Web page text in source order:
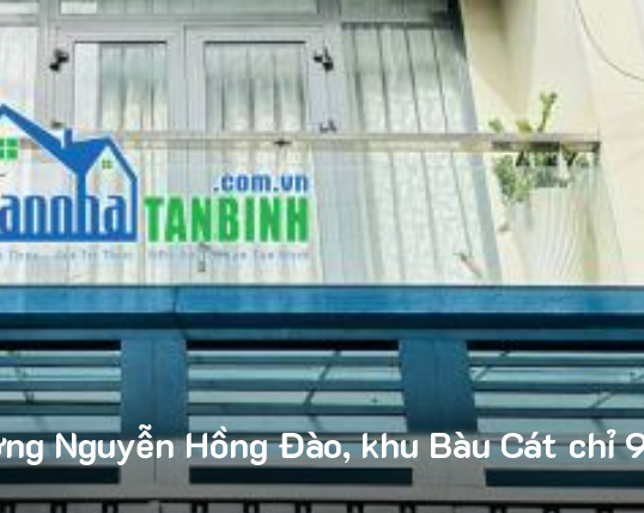
Nguyễn Hồng Đào, khu Bàu Cát chỉ